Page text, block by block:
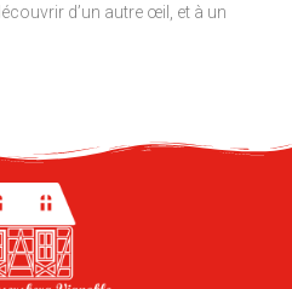
d’un autre œil, et à un